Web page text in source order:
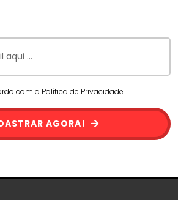
com a Política de Privacidade.
AGORA!